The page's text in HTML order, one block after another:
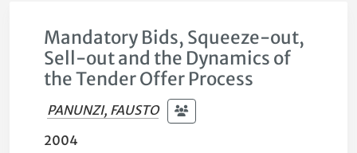
Mandatory Bids, Squeeze-out,
Sell-out and the Dynamics of
the Tender Offer Process
PANUNZI, FAUSTO
2004